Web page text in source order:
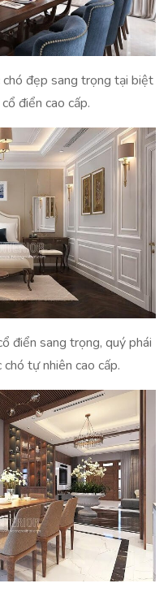
đẹp sang trọng tại biệt
điển cao cấp.
điển sang trọng, quý phái
tự nhiên cao cấp.